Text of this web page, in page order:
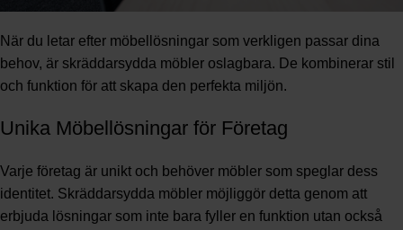
När du letar efter möbellösningar som verkligen passar dina
behov, är skräddarsydda möbler oslagbara. De kombinerar stil
och funktion för att skapa den perfekta miljön.
Unika Möbellösningar för Företag
Varje företag är unikt och behöver möbler som speglar dess
identitet. Skräddarsydda möbler möjliggör detta genom att
erbjuda lösningar som inte bara fyller en funktion utan också